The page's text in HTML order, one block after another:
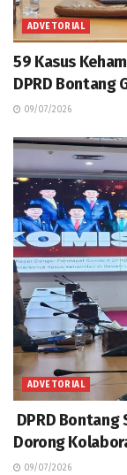
ADVETORIAL
59 Kasus
DPRD Bontang
09/07/2026
ADVETORIAL
DPRD Bontang
Dorong
09/07/2026